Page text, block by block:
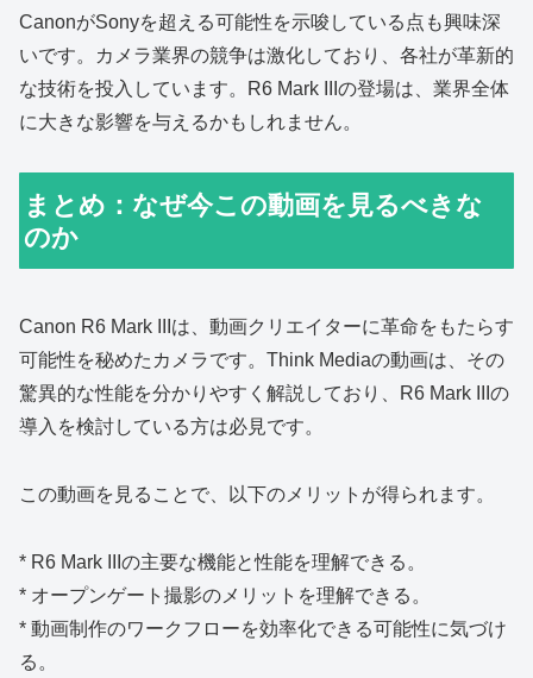
CanonがSonyを超える可能性を示唆している点も興味深
いです。カメラ業界の競争は激化しており、各社が革新的
な技術を投入しています。R6 Mark IIIの登場は、業界全体
に大きな影響を与えるかもしれません。
まとめ：なぜ今この動画を見るべきな
のか
Canon R6 Mark IIIは、動画クリエイターに革命をもたらす
可能性を秘めたカメラです。Think Mediaの動画は、その
驚異的な性能を分かりやすく解説しており、R6 Mark IIIの
導入を検討している方は必見です。
この動画を見ることで、以下のメリットが得られます。
* R6 Mark IIIの主要な機能と性能を理解できる。
* オープンゲート撮影のメリットを理解できる。
* 動画制作のワークフローを効率化できる可能性に気づけ
る。